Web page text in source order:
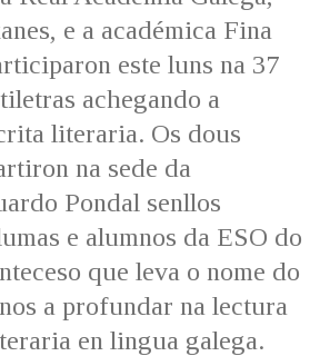
IDENTIDADE CORPORATIVA
MARCIAL DEL ADALID
CASA-MUSEO EMILIA PARDO
BAZÁN
FIGURAS HOMENAXEADAS
HISTORIA
60 ANOS DLG
PRIMAVERA DAS LETRAS
PORTAL DAS PALABRAS
e a académica Fina
este luns na 37
achegando a
literaria. Os dous
na sede da
Pondal senllos
e alumnos da ESO do
que leva o nome do
a profundar na lectura
en lingua galega.